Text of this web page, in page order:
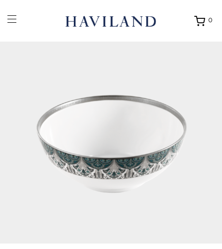
0
Ouvrir